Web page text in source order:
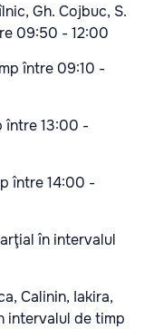
Gh. Cojbuc, S.
09:50 - 12:00
între 09:10 -
între 13:00 -
între 14:00 -
în intervalul
Calinin, Iakira,
intervalul de timp